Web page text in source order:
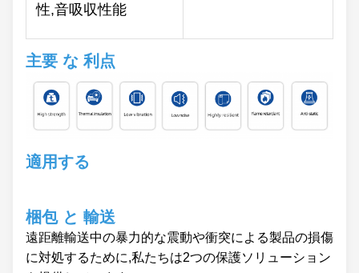
性,音吸収性能
主要 な 利点
適用する
梱包 と 輸送
遠距離輸送中の暴力的な震動や衝突による製品の損傷
に対処するために,私たちは2つの保護ソリューション